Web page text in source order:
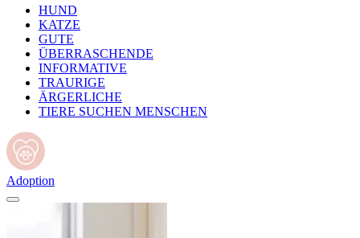
HUND
KATZE
GUTE
ÜBERRASCHENDE
INFORMATIVE
TRAURIGE
ÄRGERLICHE
TIERE SUCHEN MENSCHEN
Adoption